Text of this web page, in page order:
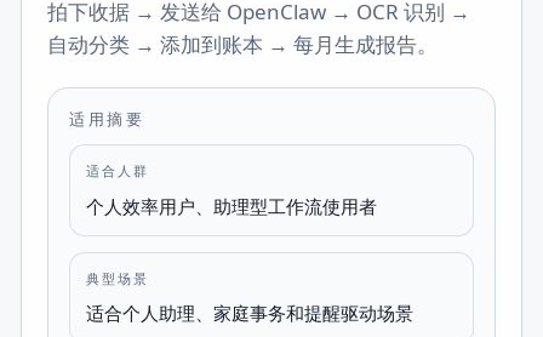
拍下收据 → 发送给 OpenClaw → OCR 识别 →
自动分类 → 添加到账本 → 每月生成报告。
适用摘要
适合人群
个人效率用户、助理型工作流使用者
典型场景
适合个人助理、家庭事务和提醒驱动场景